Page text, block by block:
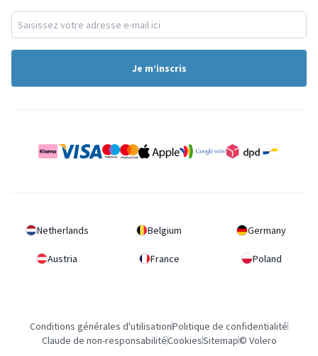
Je m’inscris
Netherlands Belgium Germany
Austria France Poland
Conditions générales d'utilisationPolitique de confidentialité
Claude de non-responsabilitéCookiesSitemap© Volero